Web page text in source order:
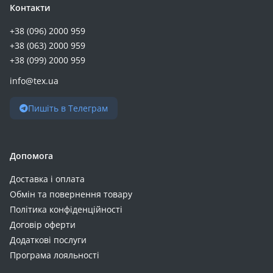
Контакти
+38 (096) 2000 959
+38 (063) 2000 959
+38 (099) 2000 959
info@tex.ua
Пишіть в Телеграм
Допомога
Доставка і оплата
Обмін та повернення товару
Політика конфіденційності
Договір оферти
Додаткові послуги
Програма лояльності